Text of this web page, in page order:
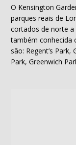
O Kensington
parques reais de
cortados de norte a
também conhecida
são: Regent’s Park,
Park, Greenwich